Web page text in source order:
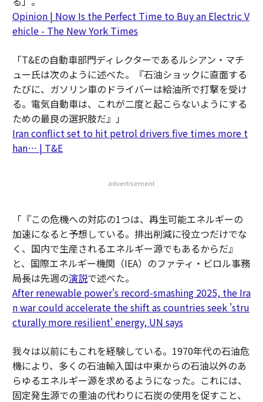
Opinion | Now Is the Perfect Time to Buy an Electric V
ehicle - The New York Times
「T&Eの自動車部門ディレクターであるルシアン・マチ
ュー氏は次のように述べた。『石油ショックに直面する
たびに、ガソリン車のドライバーは給油所で打撃を受け
る。電気自動車は、これが二度と起こらないようにする
ための最良の選択肢だ』」
Iran conflict set to hit petrol drivers five times more t
han… | T&E
advertisement
「『この危機への対応の1つは、再生可能エネルギーの
加速になると予想している。排出削減に役立つだけでな
く、国内で生産されるエネルギー源でもあるからだ』
と、国際エネルギー機関（IEA）のファティ・ビロル事務
局長は先週の演説で述べた。
After renewable power's record-smashing 2025, the Ira
n war could accelerate the shift as countries seek 'stru
cturally more resilient' energy, UN says
我々は以前にもこれを経験している。1970年代の石油危
機により、多くの石油輸入国は中東からの石油以外のあ
らゆるエネルギー源を求めるようになった。これには、
固定発生源での重油の代わりに石炭の使用を促すこと、